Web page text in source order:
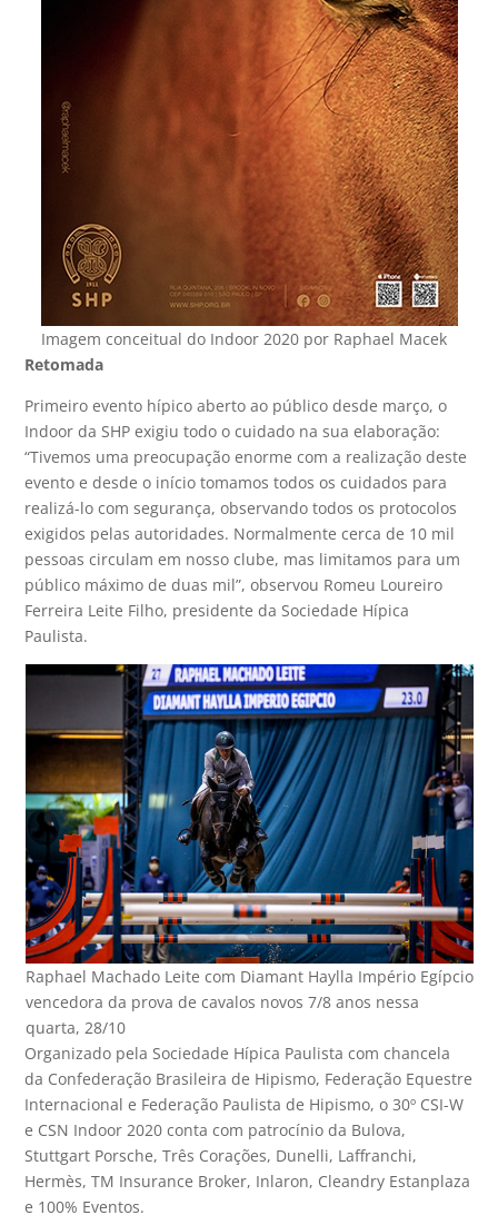
Imagem conceitual do Indoor 2020 por Raphael Macek
Retomada
Primeiro evento hípico aberto ao público desde março, o
Indoor da SHP exigiu todo o cuidado na sua elaboração:
“Tivemos uma preocupação enorme com a realização deste
evento e desde o início tomamos todos os cuidados para
realizá-lo com segurança, observando todos os protocolos
exigidos pelas autoridades. Normalmente cerca de 10 mil
pessoas circulam em nosso clube, mas limitamos para um
público máximo de duas mil”, observou Romeu Loureiro
Ferreira Leite Filho, presidente da Sociedade Hípica
Paulista.
Raphael Machado Leite com Diamant Haylla Império Egípcio
vencedora da prova de cavalos novos 7/8 anos nessa
quarta, 28/10
Organizado pela Sociedade Hípica Paulista com chancela
da Confederação Brasileira de Hipismo, Federação Equestre
Internacional e Federação Paulista de Hipismo, o 30º CSI-W
e CSN Indoor 2020 conta com patrocínio da Bulova,
Stuttgart Porsche, Três Corações, Dunelli, Laffranchi,
Hermès, TM Insurance Broker, Inlaron, Cleandry Estanplaza
e 100% Eventos.